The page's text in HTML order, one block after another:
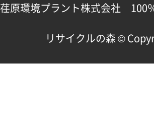
荏原環境プラント株式会社 100
リサイクルの森 ©